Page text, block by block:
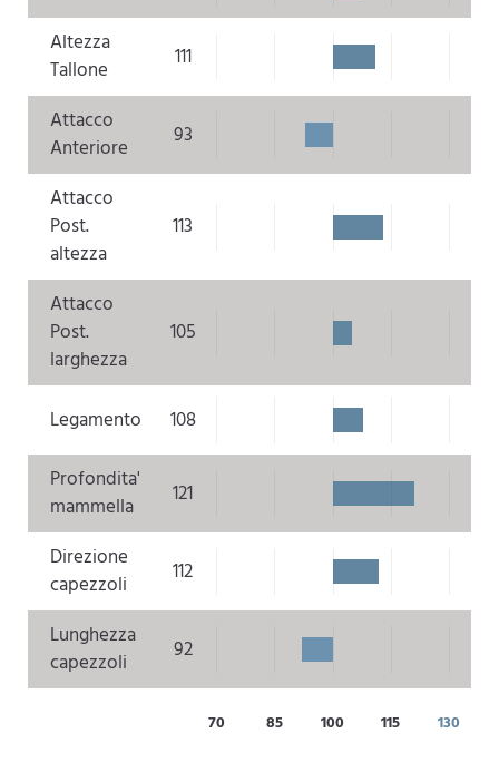
Altezza
Tallone
111
Attacco
Anteriore
93
Attacco
Post.
altezza
113
Attacco
Post.
larghezza
105
Legamento
108
Profondita'
mammella
121
Direzione
capezzoli
112
Lunghezza
capezzoli
92
70 85 100 115 130